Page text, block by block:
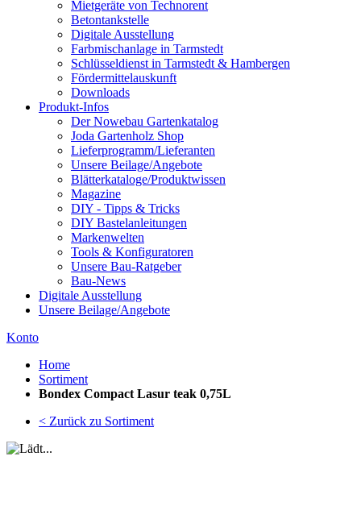
Mietgeräte von Technorent
Betontankstelle
Digitale Ausstellung
Farbmischanlage in Tarmstedt
Schlüsseldienst in Tarmstedt & Hambergen
Fördermittelauskunft
Downloads
Produkt-Infos
Der Nowebau Gartenkatalog
Joda Gartenholz Shop
Lieferprogramm/Lieferanten
Unsere Beilage/Angebote
Blätterkataloge/Produktwissen
Magazine
DIY - Tipps & Tricks
DIY Bastelanleitungen
Markenwelten
Tools & Konfiguratoren
Unsere Bau-Ratgeber
Bau-News
Digitale Ausstellung
Unsere Beilage/Angebote
Konto
Home
Sortiment
Bondex Compact Lasur teak 0,75L
< Zurück zu Sortiment